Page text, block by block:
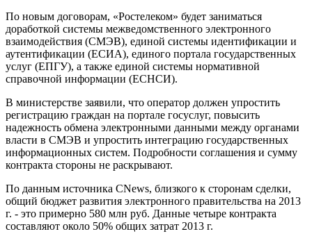
По новым договорам, «Ростелеком» будет заниматься
доработкой системы межведомственного электронного
взаимодействия (СМЭВ), единой системы идентификации и
аутентификации (ЕСИА), единого портала государственных
услуг (ЕПГУ), а также единой системы нормативной
справочной информации (ЕСНСИ).
В министерстве заявили, что оператор должен упростить
регистрацию граждан на портале госуслуг, повысить
надежность обмена электронными данными между органами
власти в СМЭВ и упростить интеграцию государственных
информационных систем. Подробности соглашения и сумму
контракта стороны не раскрывают.
По данным источника CNews, близкого к сторонам сделки,
общий бюджет развития электронного правительства на 2013
г. - это примерно 580 млн руб. Данные четыре контракта
составляют около 50% общих затрат 2013 г.